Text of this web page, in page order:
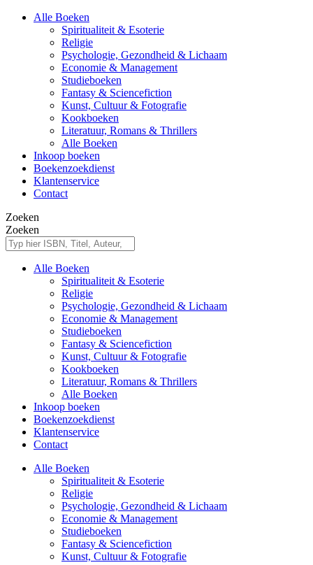
Alle Boeken
Spiritualiteit & Esoterie
Religie
Psychologie, Gezondheid & Lichaam
Economie & Management
Studieboeken
Fantasy & Sciencefiction
Kunst, Cultuur & Fotografie
Kookboeken
Literatuur, Romans & Thrillers
Alle Boeken
Inkoop boeken
Boekenzoekdienst
Klantenservice
Contact
Zoeken
Zoeken
Alle Boeken
Spiritualiteit & Esoterie
Religie
Psychologie, Gezondheid & Lichaam
Economie & Management
Studieboeken
Fantasy & Sciencefiction
Kunst, Cultuur & Fotografie
Kookboeken
Literatuur, Romans & Thrillers
Alle Boeken
Inkoop boeken
Boekenzoekdienst
Klantenservice
Contact
Alle Boeken
Spiritualiteit & Esoterie
Religie
Psychologie, Gezondheid & Lichaam
Economie & Management
Studieboeken
Fantasy & Sciencefiction
Kunst, Cultuur & Fotografie